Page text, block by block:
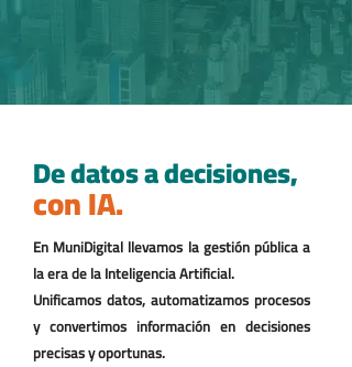
De datos a decisiones,
con IA.
En MuniDigital llevamos la gestión pública a
la era de la Inteligencia Artificial.
Unificamos datos, automatizamos procesos
y convertimos información en decisiones
precisas y oportunas.